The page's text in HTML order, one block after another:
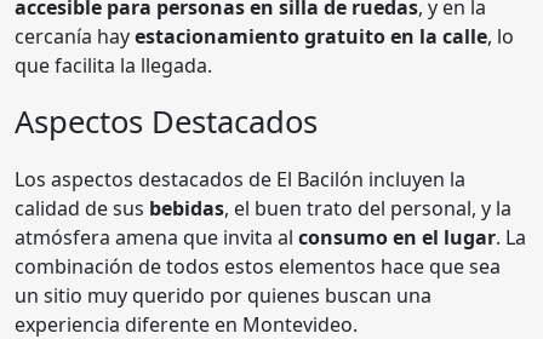
accesible para personas en silla de ruedas, y en la
cercanía hayestacionamiento gratuito en la calle, lo
que facilita la llegada.
Aspectos Destacados
Los aspectos destacados de El Bacilón incluyen la
calidad de sus bebidas, el buen trato del personal, y la
atmósfera amena que invita al consumo en el lugar. La
combinación de todos estos elementos hace que sea
un sitio muy querido por quienes buscan una
experiencia diferente en Montevideo.